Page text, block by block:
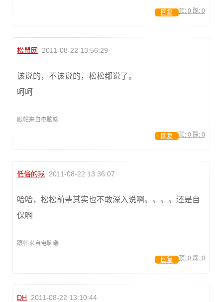
顶: 0 踩: 0
回复
松鼠网 2011-08-22 13:56:29
该说的，不该说的，松松都说了。
呵呵
跟帖来自电脑端
顶: 0 踩: 0
回复
低俗的我 2011-08-22 13:36:07
哈哈，松松前辈其实也不敢深入说啊。。。。还是自
保啊
跟帖来自电脑端
顶: 0 踩: 0
回复
DH 2011-08-22 13:10:44